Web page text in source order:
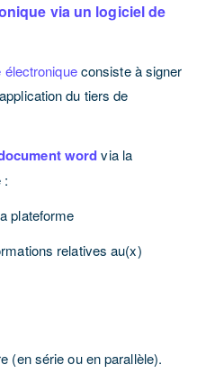
via un logiciel de
électroniqueconsiste à signer
du tiers de
wordvia la
:
plateforme
relatives au(x)
(en série ou en parallèle).